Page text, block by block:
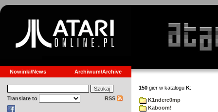
Nowinki/News Archiwum/Archive
Translate to RSS
150 gier w katalogu K:
K1nderc0mp
Kaboom!